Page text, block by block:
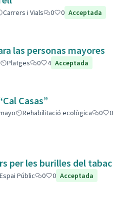
Carrers i Vials 0 0 Acceptada
las personas mayores
Platges 0 4 Acceptada
Casas”
Rehabilitació ecològica 0
0
per les burilles del tabac
Espai Públic 0 0 Acceptada